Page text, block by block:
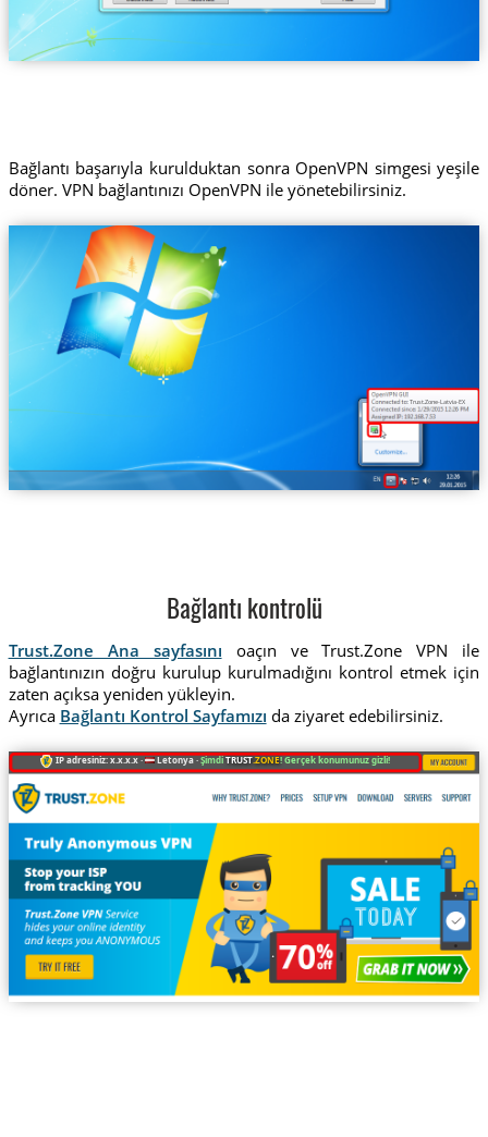
Bağlantı başarıyla kurulduktan sonra OpenVPN simgesi yeşile
döner. VPN bağlantınızı OpenVPN ile yönetebilirsiniz.
Trust.Zone-Latvia-EX
Bağlantı kontrolü
Trust.Zone Ana sayfasını oaçın ve Trust.Zone VPN ile
bağlantınızın doğru kurulup kurulmadığını kontrol etmek için
zaten açıksa yeniden yükleyin.
Ayrıca Bağlantı Kontrol Sayfamızı da ziyaret edebilirsiniz.
IP adresiniz: x.x.x.x · Letonya ·ŞimdiTRUST.ZONE! Gerçek konumunuz gizli!